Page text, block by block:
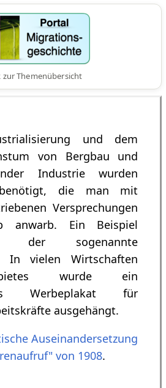
zur Themenübersicht
und dem
von Bergbau und
Industrie wurden
die man mit
Versprechungen
anwarb. Ein Beispiel
der sogenannte
In vielen Wirtschaften
wurde ein
Werbeplakat für
ausgehängt.
Auseinandersetzung
von 1908.